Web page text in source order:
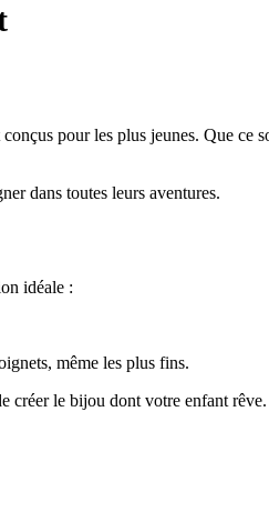
conçus pour les plus jeunes. Que ce
dans toutes leurs aventures.
idéale :
même les plus fins.
créer le bijou dont votre enfant rêve.